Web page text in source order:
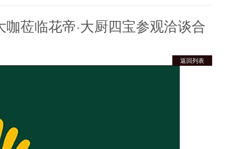
莅临花帝·大厨四宝参观洽谈合
返回列表